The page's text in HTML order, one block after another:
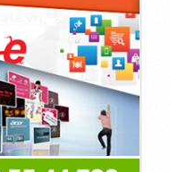
Máy Băm Nghiền Xơ Dừa
Đa Năng...
22,500,000đ